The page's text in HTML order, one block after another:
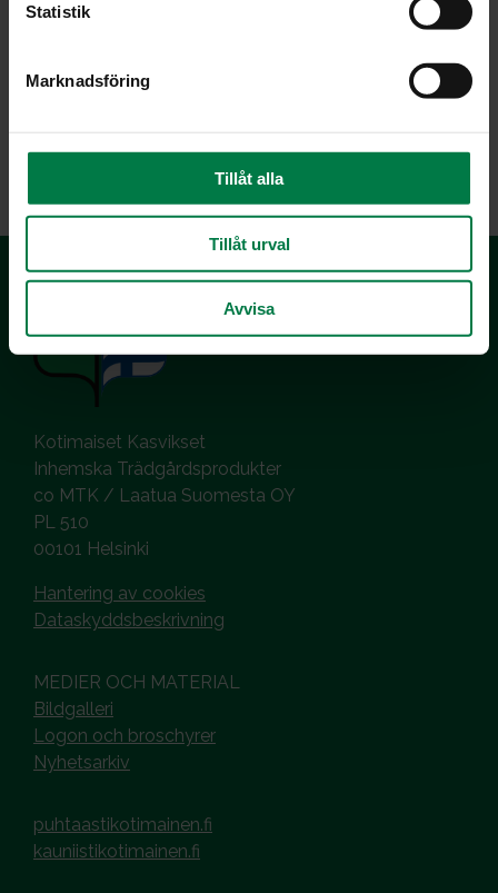
Statistik
Marknadsföring
Tillåt alla
Tillåt urval
Avvisa
LATAA
Kotimaiset Kasvikset
Inhemska Trädgårdsprodukter
co MTK / Laatua Suomesta OY
PL 510
00101 Helsinki
Hantering av cookies
Dataskyddsbeskrivning
MEDIER OCH MATERIAL
Bildgalleri
Logon och broschyrer
Nyhetsarkiv
puhtaastikotimainen.fi
kauniistikotimainen.fi